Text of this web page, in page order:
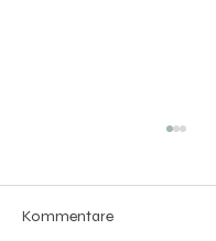
Kommentare